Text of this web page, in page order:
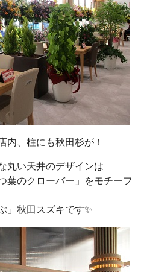
内、柱にも秋田杉が！
丸い天井のデザインは
葉のクローバー」をモチーフ
」秋田スズキです✨